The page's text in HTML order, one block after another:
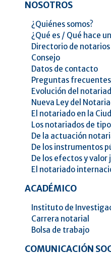
NOSOTROS
¿Quiénes somos?
¿Qué es / Qué hace
Directorio de notarios
Consejo
Datos de contacto
Preguntas frecuentes
Evolución del
Nueva Ley del
El notariado en la
Los notariados de
De la actuación
De los instrumentos
De los efectos y
El notariado
ACADÉMICO
Instituto de
Carrera notarial
Bolsa de trabajo
COMUNICACIÓN